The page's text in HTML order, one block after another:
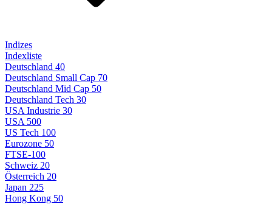
Indizes
Indexliste
Deutschland 40
Deutschland Small Cap 70
Deutschland Mid Cap 50
Deutschland Tech 30
USA Industrie 30
USA 500
US Tech 100
Eurozone 50
FTSE-100
Schweiz 20
Österreich 20
Japan 225
Hong Kong 50